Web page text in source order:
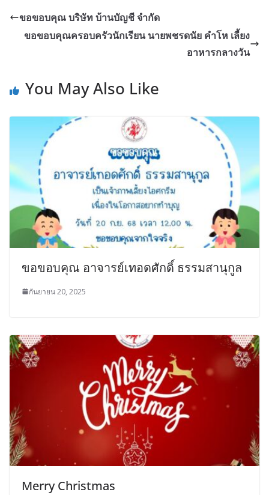
ขอขอบคุณ บริษัท บ้านบัญชี จำกัด
ขอขอบคุณครอบครัวนักเรียน นายพชรดนัย คำโห เลี้ยง
อาหารกลางวัน
You May Also Like
ขอขอบคุณ อาจารย์เทอดศักดิ์ ธรรมสานุกูล
กันยายน 20, 2025
Merry Christmas